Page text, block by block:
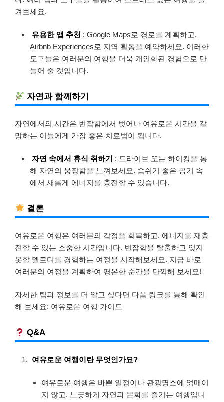
겨보세요.
유용한 앱 추천 : Google Maps로 경로를 계획하고,
Airbnb Experiences로 지역 활동을 예약하세요. 이러한
도구들은 여러분의 여행을 더욱 개인화된 경험으로 만
들어 줄 것입니다.
자연과 함께하기
자연에서의 시간은 번잡함에서 벗어나 여유로운 시간을 갈
망하는 이들에게 가장 좋은 치료법이 됩니다.
자연 속에서 휴식 취하기 : 드라이브 또는 하이킹을 통
해 자연의 웅장함을 느껴보세요. 숨쉬기 좋은 공기 속
에서 새롭게 에너지를 충전할 수 있습니다.
결론
여유로운 여행은 여러분의 감정을 회복하고, 에너지를 재충
전할 수 있는 소중한 시간입니다. 번잡함을 탈출하고 잊지
못할 멜로디를 경험하는 여정을 시작해보세요. 지금 바로
여러분의 여정을 계획하여 평온한 순간을 만끽해 보세요!
자세한 팁과 정보를 더 알고 싶다면 다음 링크를 통해 확인
해 보세요: 여유로운 여행 가이드
Q&A
여유로운 여행이란 무엇인가요?
여유로운 여행은 바쁜 일정이나 관광명소에 얽매이
지 않고, 느긋하게 자연과 문화를 즐기는 여행입니